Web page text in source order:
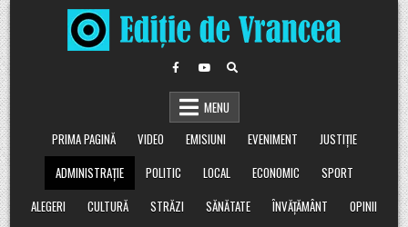
Skip
to
content
MENU
PRIMA PAGINĂ
VIDEO EMISIUNI EVENIMENT
JUSTIȚIE
ADMINISTRAȚIE
POLITIC LOCAL ECONOMIC
SPORT
ALEGERI
CULTURĂ STRĂZI SĂNĂTATE ÎNVĂȚĂMÂNT
OPINII